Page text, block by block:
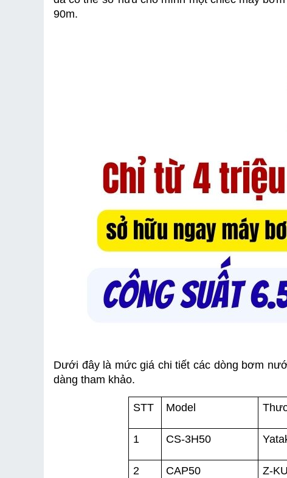
90m.
Dưới đây là mức giá chi tiết các dòng bơm
dàng tham khảo.
STT Model
1 CS-3H50
2 CAP50 Z-